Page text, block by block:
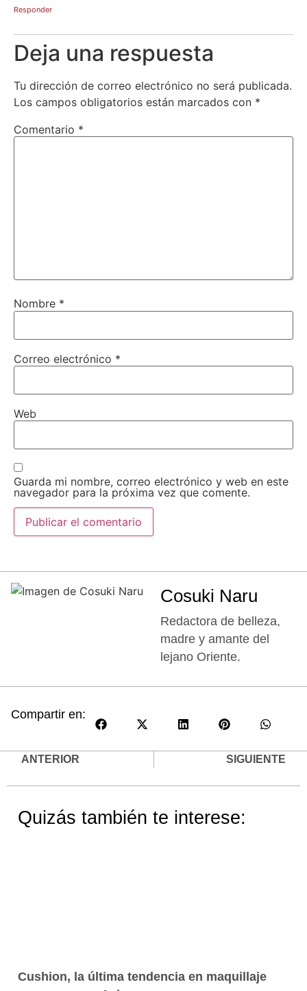
Responder
Deja una respuesta
Tu dirección de correo electrónico no será publicada.
Los campos obligatorios están marcados con *
Comentario *
Nombre *
Correo electrónico *
Web
Guarda mi nombre, correo electrónico y web en este
navegador para la próxima vez que comente.
Cosuki Naru
Redactora de belleza,
madre y amante del
lejano Oriente.
Compartir en:
ANTERIOR SIGUIENTE
Quizás también te interese:
Cushion, la última tendencia en maquillaje